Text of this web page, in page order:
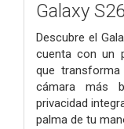
Galaxy
Descubre el
cuenta con un
que
cámara más
privacidad
palma de tu